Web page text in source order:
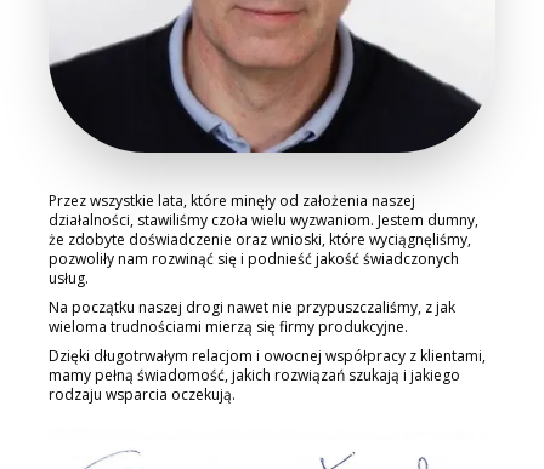
Przez wszystkie lata, które minęły od założenia naszej
działalności, stawiliśmy czoła wielu wyzwaniom. Jestem dumny,
że zdobyte doświadczenie oraz wnioski, które wyciągnęliśmy,
pozwoliły nam rozwinąć się i podnieść jakość świadczonych
usług.
Na początku naszej drogi nawet nie przypuszczaliśmy, z jak
wieloma trudnościami mierzą się firmy produkcyjne.
Dzięki długotrwałym relacjom i owocnej współpracy z klientami,
mamy pełną świadomość, jakich rozwiązań szukają i jakiego
rodzaju wsparcia oczekują.